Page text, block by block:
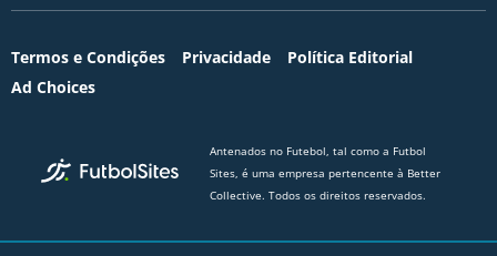
Termos e Condições Privacidade
Política Editorial
Ad Choices
Antenados no Futebol, tal como a Futbol
Sites, é uma empresa pertencente à Better
Collective. Todos os direitos reservados.